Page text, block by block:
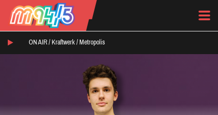
ON AIR / Kraftwerk / Metropolis